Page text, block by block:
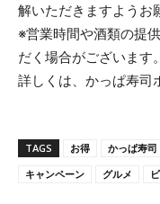
解いただきますようお
※営業時間や酒類の提
だく場合がございます。
詳しくは、かっぱ寿司
TAGS お得 かっぱ寿司
キャンペーン
グルメ